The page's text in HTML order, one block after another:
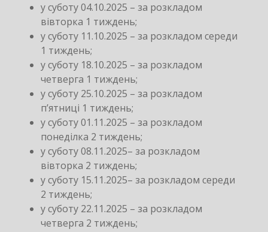
у суботу 04.10.2025 – за розкладом
вівторка 1 тиждень;
у суботу 11.10.2025 – за розкладом середи
1 тиждень;
у суботу 18.10.2025 – за розкладом
четверга 1 тиждень;
у суботу 25.10.2025 – за розкладом
п’ятниці 1 тиждень;
у суботу 01.11.2025 – за розкладом
понеділка 2 тиждень;
у суботу 08.11.2025– за розкладом
вівторка 2 тиждень;
у суботу 15.11.2025– за розкладом середи
2 тиждень;
у суботу 22.11.2025 – за розкладом
четверга 2 тиждень;